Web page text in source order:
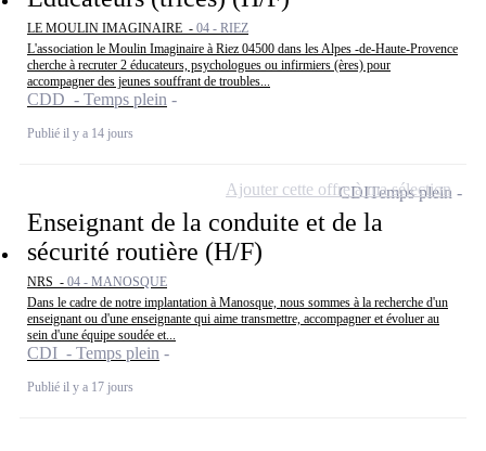
LE MOULIN IMAGINAIRE - 04 - RIEZ
L'association le Moulin Imaginaire à Riez 04500 dans les Alpes -de-Haute-Provence
cherche à recruter 2 éducateurs, psychologues ou infirmiers (ères) pour
accompagner des jeunes souffrant de troubles...
CDD - Temps plein
Publié il y a 14 jours
Enseignant de la conduite et de la
sécurité routière (H/F)
NRS - 04 - MANOSQUE
Dans le cadre de notre implantation à Manosque, nous sommes à la recherche d'un
enseignant ou d'une enseignante qui aime transmettre, accompagner et évoluer au
sein d'une équipe soudée et...
CDI - Temps plein
Publié il y a 17 jours
CDITemps plein
Ajouter cette offre à ma sélection